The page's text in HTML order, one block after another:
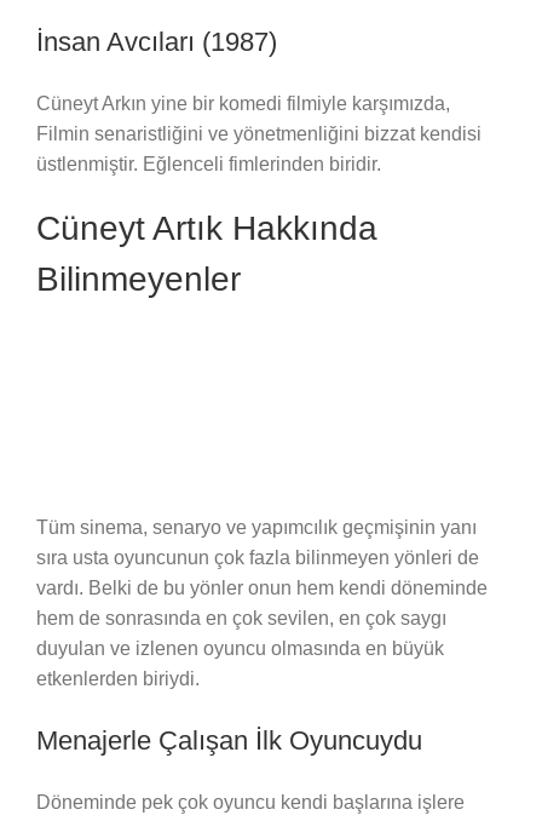
İnsan Avcıları (1987)
Cüneyt Arkın yine bir komedi filmiyle karşımızda,
Filmin senaristliğini ve yönetmenliğini bizzat kendisi
üstlenmiştir. Eğlenceli fimlerinden biridir.
Cüneyt Artık Hakkında
Bilinmeyenler
Tüm sinema, senaryo ve yapımcılık geçmişinin yanı
sıra usta oyuncunun çok fazla bilinmeyen yönleri de
vardı. Belki de bu yönler onun hem kendi döneminde
hem de sonrasında en çok sevilen, en çok saygı
duyulan ve izlenen oyuncu olmasında en büyük
etkenlerden biriydi.
Menajerle Çalışan İlk Oyuncuydu
Döneminde pek çok oyuncu kendi başlarına işlere